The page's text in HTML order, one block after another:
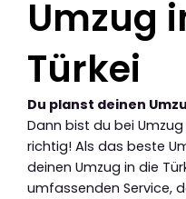
Umzug
Türkei
Du planst deinen
Dann bist du bei
richtig! Als das beste
deinen Umzug in die
umfassenden Service,